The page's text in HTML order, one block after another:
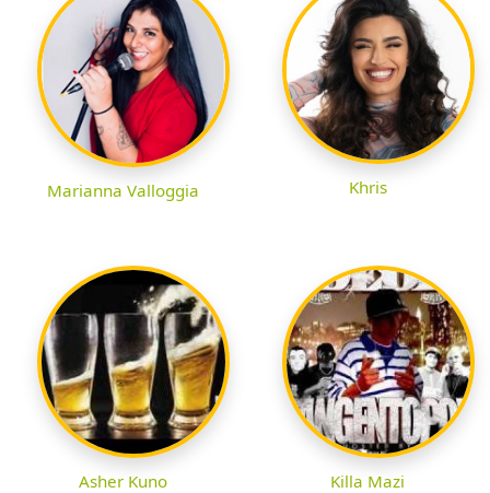
Marianna Valloggia Khris
Asher Kuno Killa Mazi